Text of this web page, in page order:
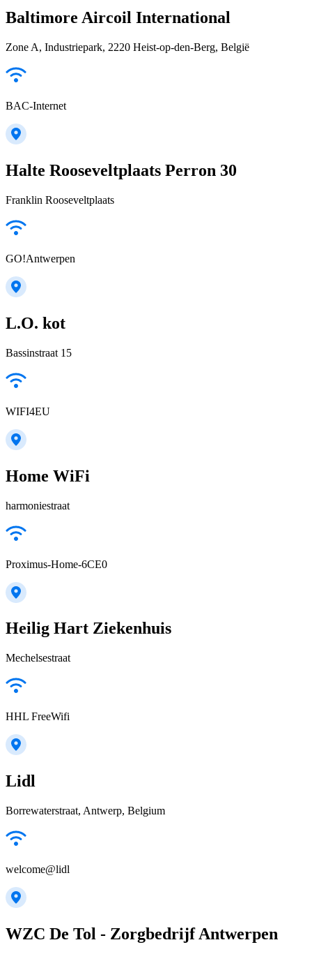
Baltimore Aircoil International
Zone A, Industriepark, 2220 Heist-op-den-Berg, België
BAC-Internet
Halte Rooseveltplaats Perron 30
Franklin Rooseveltplaats
GO!Antwerpen
L.O. kot
Bassinstraat 15
WIFI4EU
Home WiFi
harmoniestraat
Proximus-Home-6CE0
Heilig Hart Ziekenhuis
Mechelsestraat
HHL FreeWifi
Lidl
Borrewaterstraat, Antwerp, Belgium
welcome@lidl
WZC De Tol - Zorgbedrijf Antwerpen